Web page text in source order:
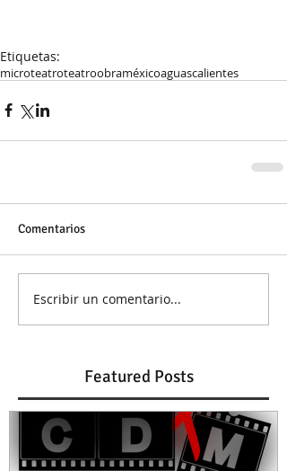
Etiquetas:
microteatroteatroobraméxicoaguascalientes
Comentarios
Escribir un comentario...
Featured Posts